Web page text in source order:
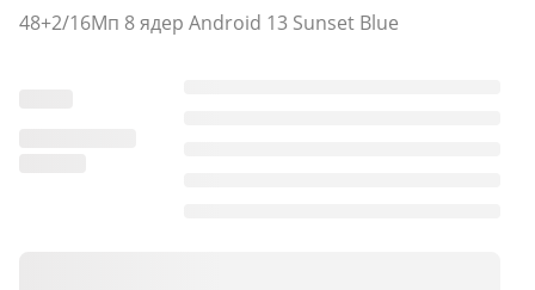
48+2/16Мп 8 ядер Android 13 Sunset Blue